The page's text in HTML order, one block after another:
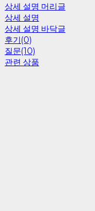
상세 설명 머리글
상세 설명
상세 설명 바닥글
후기(0)
질문(10)
관련 상품